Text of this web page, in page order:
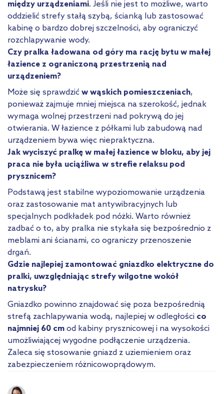
między urządzeniami. Jeśli nie jest to możliwe, warto
oddzielić strefy stałą szybą, ścianką lub zastosować
kabinę o bardzo dobrej szczelności, aby ograniczyć
rozchlapywanie wody.
Czy pralka ładowana od góry ma rację bytu w małej
łazience z ograniczoną przestrzenią nad
urządzeniem?
Może się sprawdzić w wąskich pomieszczeniach,
ponieważ zajmuje mniej miejsca na szerokość, jednak
wymaga wolnej przestrzeni nad pokrywą do jej
otwierania. W łazience z półkami lub zabudową nad
urządzeniem bywa więc niepraktyczna.
Jak wyciszyć pralkę w małej łazience w bloku, aby jej
praca nie była uciążliwa w strefie relaksu pod
prysznicem?
Podstawą jest stabilne wypoziomowanie urządzenia
oraz zastosowanie mat antywibracyjnych lub
specjalnych podkładek pod nóżki. Warto również
zadbać o to, aby pralka nie stykała się bezpośrednio z
meblami ani ścianami, co ograniczy przenoszenie
drgań.
Gdzie najlepiej zamontować gniazdko elektryczne do
pralki, uwzględniając strefy wilgotne wokół
natrysku?
Gniazdko powinno znajdować się poza bezpośrednią
strefą zachlapywania wodą, najlepiej w odległości co
najmniej 60 cm od kabiny prysznicowej i na wysokości
umożliwiającej wygodne podłączenie urządzenia.
Zaleca się stosowanie gniazd z uziemieniem oraz
zabezpieczeniem różnicowoprądowym.